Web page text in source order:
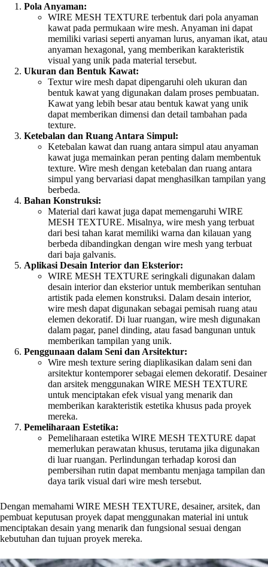
Pola Anyaman:
WIRE MESH TEXTURE terbentuk dari pola anyaman
kawat pada permukaan wire mesh. Anyaman ini dapat
memiliki variasi seperti anyaman lurus, anyaman ikat, atau
anyaman hexagonal, yang memberikan karakteristik
visual yang unik pada material tersebut.
Ukuran dan Bentuk Kawat:
Textur wire mesh dapat dipengaruhi oleh ukuran dan
bentuk kawat yang digunakan dalam proses pembuatan.
Kawat yang lebih besar atau bentuk kawat yang unik
dapat memberikan dimensi dan detail tambahan pada
texture.
Ketebalan dan Ruang Antara Simpul:
Ketebalan kawat dan ruang antara simpul atau anyaman
kawat juga memainkan peran penting dalam membentuk
texture. Wire mesh dengan ketebalan dan ruang antara
simpul yang bervariasi dapat menghasilkan tampilan yang
berbeda.
Bahan Konstruksi:
Material dari kawat juga dapat memengaruhi WIRE
MESH TEXTURE. Misalnya, wire mesh yang terbuat
dari besi tahan karat memiliki warna dan kilauan yang
berbeda dibandingkan dengan wire mesh yang terbuat
dari baja galvanis.
Aplikasi Desain Interior dan Eksterior:
WIRE MESH TEXTURE seringkali digunakan dalam
desain interior dan eksterior untuk memberikan sentuhan
artistik pada elemen konstruksi. Dalam desain interior,
wire mesh dapat digunakan sebagai pemisah ruang atau
elemen dekoratif. Di luar ruangan, wire mesh digunakan
dalam pagar, panel dinding, atau fasad bangunan untuk
memberikan tampilan yang unik.
Penggunaan dalam Seni dan Arsitektur:
Wire mesh texture sering diaplikasikan dalam seni dan
arsitektur kontemporer sebagai elemen dekoratif. Desainer
dan arsitek menggunakan WIRE MESH TEXTURE
untuk menciptakan efek visual yang menarik dan
memberikan karakteristik estetika khusus pada proyek
mereka.
Pemeliharaan Estetika:
Pemeliharaan estetika WIRE MESH TEXTURE dapat
memerlukan perawatan khusus, terutama jika digunakan
di luar ruangan. Perlindungan terhadap korosi dan
pembersihan rutin dapat membantu menjaga tampilan dan
daya tarik visual dari wire mesh tersebut.
Dengan memahami WIRE MESH TEXTURE, desainer, arsitek, dan
pembuat keputusan proyek dapat menggunakan material ini untuk
menciptakan desain yang menarik dan fungsional sesuai dengan
kebutuhan dan tujuan proyek mereka.